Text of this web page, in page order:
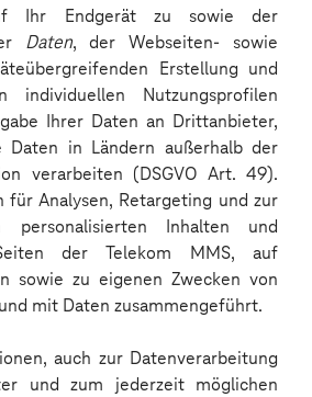
Ihr Endgerät zu sowie der
Daten, der Webseiten- sowie
Erstellung und
individuellen Nutzungsprofilen
Ihrer Daten an Drittanbieter,
Daten in Ländern außerhalb der
verarbeiten (DSGVO Art. 49).
für Analysen, Retargeting und zur
personalisierten Inhalten und
der Telekom MMS, auf
sowie zu eigenen Zwecken von
mit Daten zusammengeführt.
auch zur Datenverarbeitung
und zum jederzeit möglichen
unsere
eine Auswahl: